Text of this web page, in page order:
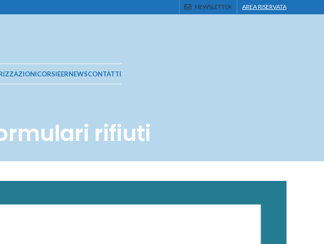
NEWSLETTER AREA RISERVATA
CORSIEERNEWSCONTATTI
rifiuti